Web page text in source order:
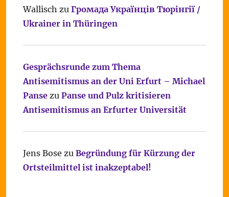
Wallisch zu Громада Українців Тюрінгії /
Ukrainer in Thüringen
Gesprächsrunde zum Thema
Antisemitismus an der Uni Erfurt – Michael
Pansezu Panse und Pulz kritisieren
Antisemitismus an Erfurter Universität
Jens Bose zu Begründung für Kürzung der
Ortsteilmittel ist inakzeptabel!